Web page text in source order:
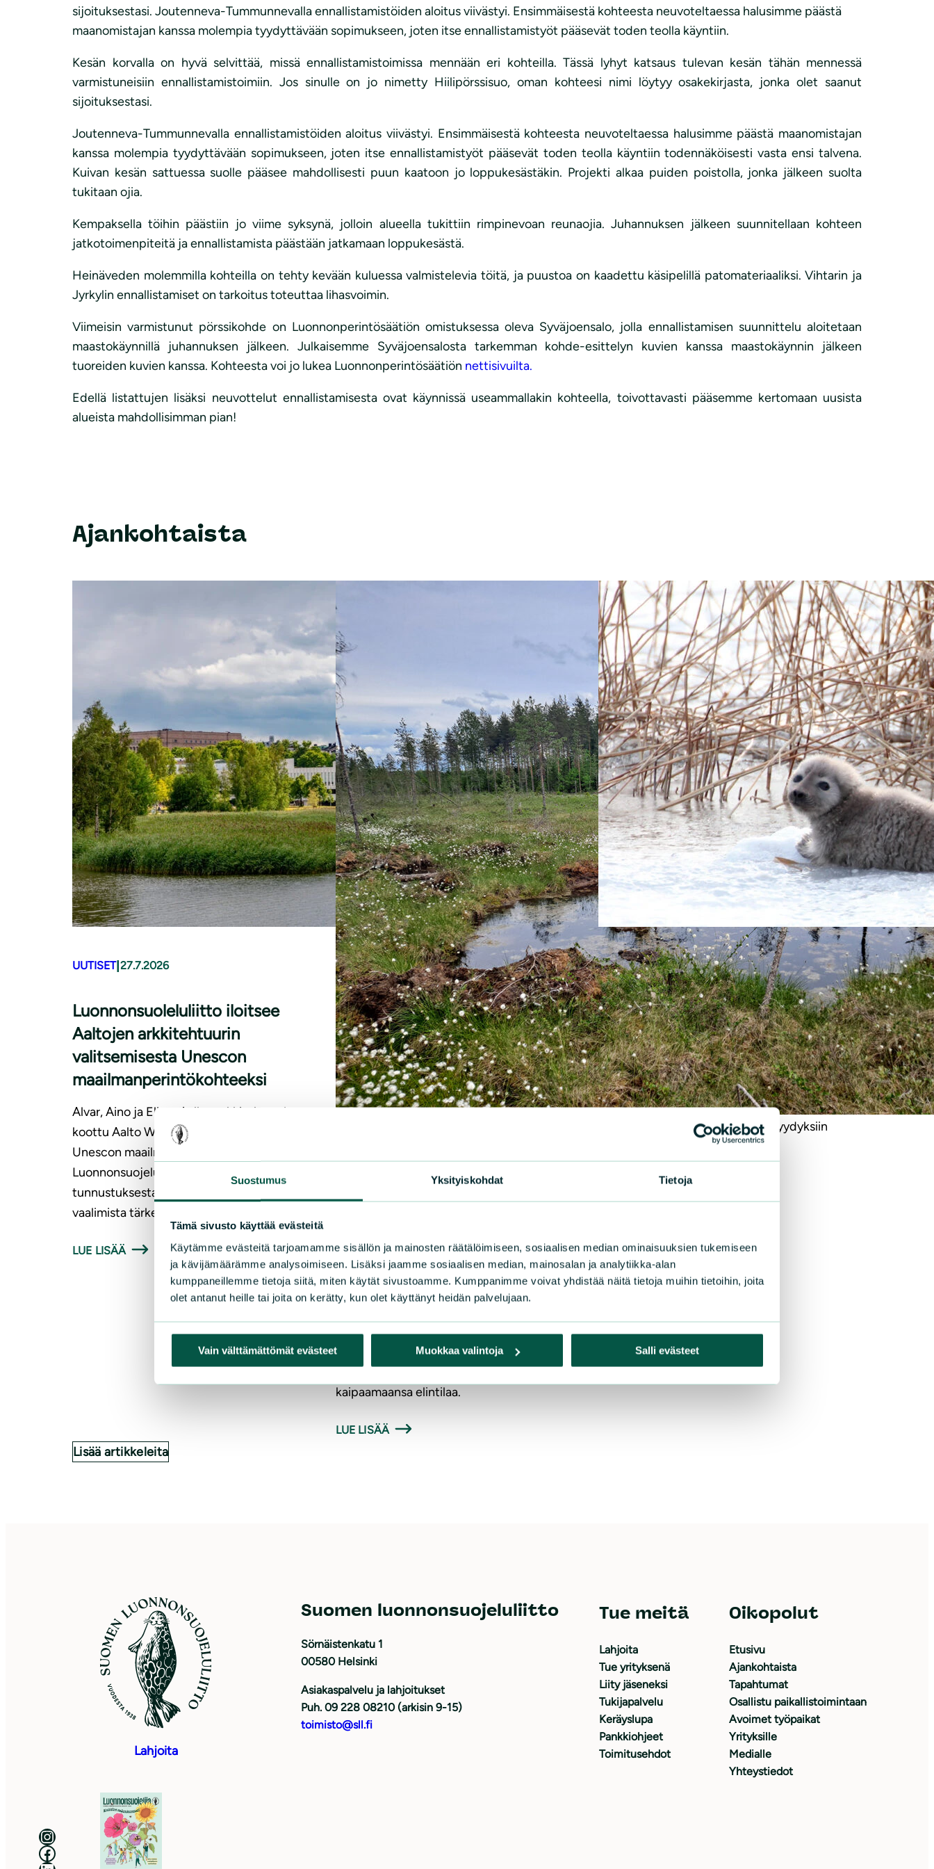
Suostumus Yksityiskohdat Tietoja
Tämä sivusto käyttää evästeitä
Käytämme evästeitä tarjoamamme sisällön ja mainosten räätälöimiseen, sosiaalisen median ominaisuuksien tukemiseen
ja kävijämäärämme analysoimiseen. Lisäksi jaamme sosiaalisen median, mainosalan ja analytiikka-alan
kumppaneillemme tietoja siitä, miten käytät sivustoamme. Kumppanimme voivat yhdistää näitä tietoja muihin tietoihin, joita
olet antanut heille tai joita on kerätty, kun olet käyttänyt heidän palvelujaan.
Vain välttämättömät evästeet Muokkaa valintoja Salli evästeet
i
sijoituksestasi. Joutenneva-Tummunnevalla ennallistamistöiden aloitus viivästyi. Ensimmäisestä kohteesta neuvoteltaessa halusimme päästä
maanomistajan kanssa molempia tyydyttävään sopimukseen, joten itse ennallistamistyöt pääsevät toden teolla käyntiin.
Kesän korvalla on hyvä selvittää, missä ennallistamistoimissa mennään eri kohteilla. Tässä lyhyt katsaus tulevan kesän tähän mennessä
varmistuneisiin ennallistamistoimiin. Jos sinulle on jo nimetty Hiilipörssisuo, oman kohteesi nimi löytyy osakekirjasta, jonka olet saanut
sijoituksestasi.
Joutenneva-Tummunnevalla ennallistamistöiden aloitus viivästyi. Ensimmäisestä kohteesta neuvoteltaessa halusimme päästä maanomistajan
kanssa molempia tyydyttävään sopimukseen, joten itse ennallistamistyöt pääsevät toden teolla käyntiin todennäköisesti vasta ensi talvena.
Kuivan kesän sattuessa suolle pääsee mahdollisesti puun kaatoon jo loppukesästäkin. Projekti alkaa puiden poistolla, jonka jälkeen suolta
tukitaan ojia.
Kempaksella töihin päästiin jo viime syksynä, jolloin alueella tukittiin rimpinevoan reunaojia. Juhannuksen jälkeen suunnitellaan kohteen
jatkotoimenpiteitä ja ennallistamista päästään jatkamaan loppukesästä.
Heinäveden molemmilla kohteilla on tehty kevään kuluessa valmistelevia töitä, ja puustoa on kaadettu käsipelillä patomateriaaliksi. Vihtarin ja
Jyrkylin ennallistamiset on tarkoitus toteuttaa lihasvoimin.
Viimeisin varmistunut pörssikohde on Luonnonperintösäätiön omistuksessa oleva Syväjoensalo, jolla ennallistamisen suunnittelu aloitetaan
maastokäynnillä juhannuksen jälkeen. Julkaisemme Syväjoensalosta tarkemman kohde-esittelyn kuvien kanssa maastokäynnin jälkeen
tuoreiden kuvien kanssa. Kohteesta voi jo lukea Luonnonperintösäätiön nettisivuilta.
Edellä listattujen lisäksi neuvottelut ennallistamisesta ovat käynnissä useammallakin kohteella, toivottavasti pääsemme kertomaan uusista
alueista mahdollisimman pian!
Ajankohtaista
UUTISET| 27.7.2026
Luonnonsuoleluliitto iloitsee
Aaltojen arkkitehtuurin
valitsemisesta Unescon
maailmanperintökohteeksi
Alvar, Aino ja Elissa Aallon arkkitehtuurista
koottu Aalto Works -sarja on hyväksytty
Unescon maailmanperintökohteeksi.
Luonnonsuojeluliitto on tyytyväinen
tunnustuksesta ja pitää kulttuuriperinnön
vaalimista tärkeänä.
LUE LISÄÄ
Sarasuon luonto elpyy vauhdilla
on onnistunut yli odotusten. Vielä hetki sitten
rutikuiva ja ojitettu suo on palautunut parissa
vuodessa vetiseksi keitaaksi. Piirla Oy tukee
monimuotoisuuden puolesta lahjoittamalla
Sarasuon ennallistamistyöhön. Ennallistamisen
ansiosta suolla sinnittelevät sarat ovat saaneet
kaipaamaansa elintilaa.
LUE LISÄÄ
UUTISET|13.7.2026
Saimaannorpan kuutti hukkui
laittomaan katiskaan
Suru-uutinen Saimaalta. Saimaannorpan kuutti
löydettiin lauantaina kuolleena löysänieluisesta
katiskasta. Kuutti on jo yhdeksäs tänä vuonna
Metsähallituksen tietoon tullut pyydyksiin
Lisää artikkeleita
Lahjoita
Suomen luonnonsuojeluliitto
Sörnäistenkatu 1
00580 Helsinki
Asiakaspalvelu ja lahjoitukset
Puh. 09 228 08210 (arkisin 9-15)
toimisto@sll.fi
Tue meitä
Lahjoita
Tue yrityksenä
Liity jäseneksi
Tukijapalvelu
Keräyslupa
Pankkiohjeet
Toimitusehdot
Oikopolut
Etusivu
Ajankohtaista
Tapahtumat
Osallistu paikallistoimintaan
Avoimet työpaikat
Yrityksille
Medialle
Yhteystiedot
Luonnonsuojeluliitto Instagramissa
Luonnonsuojeluliitto Facebookissa